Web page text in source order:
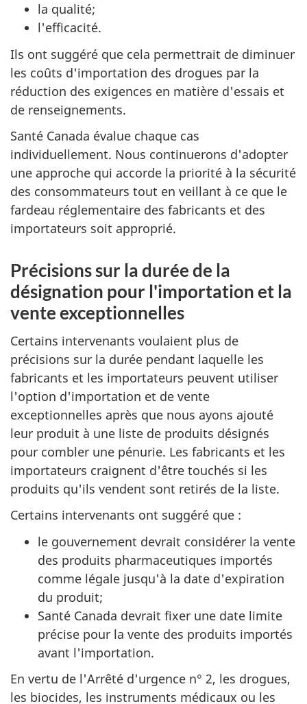
la qualité;
l'efficacité.
Ils ont suggéré que cela permettrait de diminuer
les coûts d'importation des drogues par la
réduction des exigences en matière d'essais et
de renseignements.
Santé Canada évalue chaque cas
individuellement. Nous continuerons d'adopter
une approche qui accorde la priorité à la sécurité
des consommateurs tout en veillant à ce que le
fardeau réglementaire des fabricants et des
importateurs soit approprié.
Précisions sur la durée de la
désignation pour l'importation et la
vente exceptionnelles
Certains intervenants voulaient plus de
précisions sur la durée pendant laquelle les
fabricants et les importateurs peuvent utiliser
l'option d'importation et de vente
exceptionnelles après que nous ayons ajouté
leur produit à une liste de produits désignés
pour combler une pénurie. Les fabricants et les
importateurs craignent d'être touchés si les
produits qu'ils vendent sont retirés de la liste.
Certains intervenants ont suggéré que :
le gouvernement devrait considérer la vente
des produits pharmaceutiques importés
comme légale jusqu'à la date d'expiration
du produit;
Santé Canada devrait fixer une date limite
précise pour la vente des produits importés
avant l'importation.
En vertu de l'Arrêté d'urgence n° 2, les drogues,
les biocides, les instruments médicaux ou les